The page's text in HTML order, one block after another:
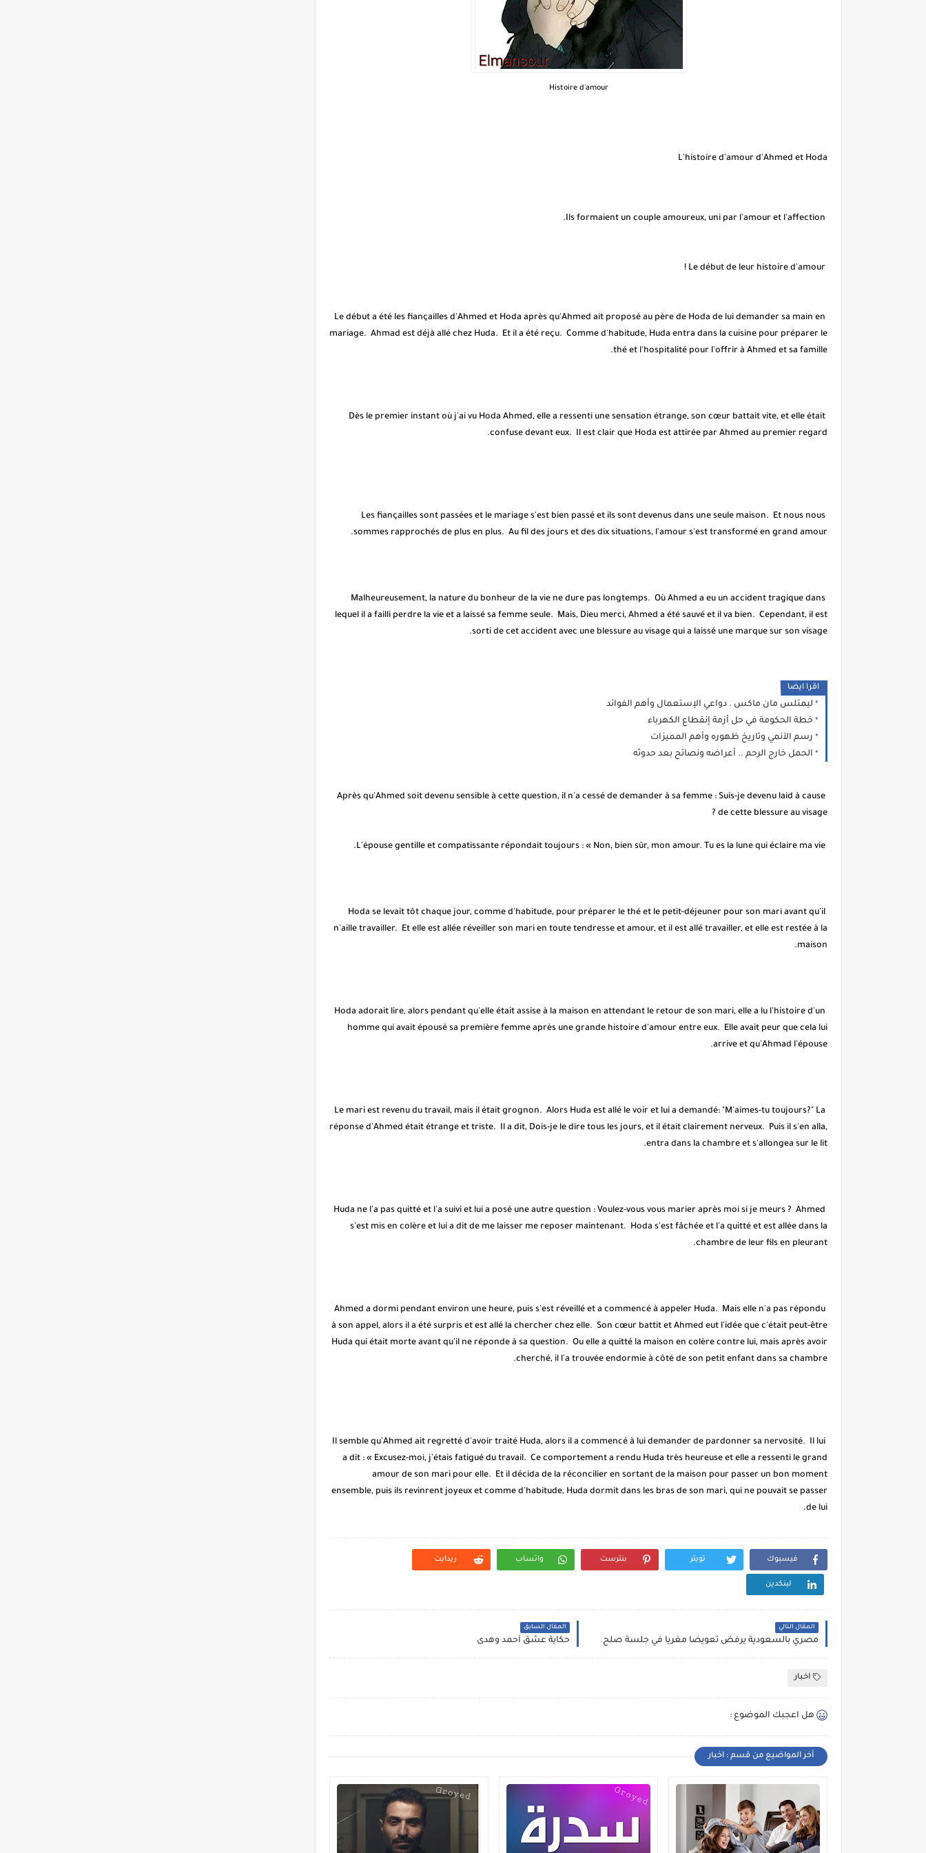
Histoire d'amour
L'histoire d'amour d'Ahmed et Hoda
Le début a été les fiançailles d'Ahmed et Hoda après qu'Ahmed ait proposé au père de Hoda de lui demander sa main en
mariage. Ahmad est déjà allé chez Huda. Et il a été reçu. Comme d'habitude, Huda entra dans la cuisine pour préparer le
thé et l'hospitalité pour l'offrir à Ahmed et sa famille.
Dès le premier instant où j'ai vu Hoda Ahmed, elle a ressenti une sensation étrange, son cœur battait vite, et elle était
confuse devant eux. Il est clair que Hoda est attirée par Ahmed au premier regard.
Les fiançailles sont passées et le mariage s'est bien passé et ils sont devenus dans une seule maison. Et nous nous
sommes rapprochés de plus en plus. Au fil des jours et des dix situations, l'amour s'est transformé en grand amour.
Malheureusement, la nature du bonheur de la vie ne dure pas longtemps. Où Ahmed a eu un accident tragique dans
lequel il a failli perdre la vie et a laissé sa femme seule. Mais, Dieu merci, Ahmed a été sauvé et il va bien. Cependant, il est
sorti de cet accident avec une blessure au visage qui a laissé une marque sur son visage.
اقرا ايضا
ليمتلس مان ماكس . دواعي الإستعمال وأهم الفوائد
خطة الحكومة في حل أزمة إنقطاع الكهرباء
رسم الآنمي وتاريخ ظهوره وأهم المميزات
الحمل خارج الرحم .. أعراضه ونصائح بعد حدوثه
Après qu'Ahmed soit devenu sensible à cette question, il n'a cessé de demander à sa femme : Suis-je devenu laid à cause
de cette blessure au visage ?
Hoda se levait tôt chaque jour, comme d'habitude, pour préparer le thé et le petit-déjeuner pour son mari avant qu'il
n'aille travailler. Et elle est allée réveiller son mari en toute tendresse et amour, et il est allé travailler, et elle est restée à la
maison.
Hoda adorait lire, alors pendant qu'elle était assise à la maison en attendant le retour de son mari, elle a lu l'histoire d'un
homme qui avait épousé sa première femme après une grande histoire d'amour entre eux. Elle avait peur que cela lui
arrive et qu'Ahmad l'épouse.
Le mari est revenu du travail, mais il était grognon. Alors Huda est allé le voir et lui a demandé: "M'aimes-tu toujours?" La
réponse d'Ahmed était étrange et triste. Il a dit, Dois-je le dire tous les jours, et il était clairement nerveux. Puis il s'en alla,
entra dans la chambre et s'allongea sur le lit.
Huda ne l'a pas quitté et l'a suivi et lui a posé une autre question : Voulez-vous vous marier après moi si je meurs ? Ahmed
s'est mis en colère et lui a dit de me laisser me reposer maintenant. Hoda s'est fâchée et l'a quitté et est allée dans la
chambre de leur fils en pleurant.
Ahmed a dormi pendant environ une heure, puis s'est réveillé et a commencé à appeler Huda. Mais elle n'a pas répondu
à son appel, alors il a été surpris et est allé la chercher chez elle. Son cœur battit et Ahmed eut l'idée que c'était peut-être
Huda qui était morte avant qu'il ne réponde à sa question. Ou elle a quitté la maison en colère contre lui, mais après avoir
cherché, il l'a trouvée endormie à côté de son petit enfant dans sa chambre.
Il semble qu'Ahmed ait regretté d'avoir traité Huda, alors il a commencé à lui demander de pardonner sa nervosité. Il lui
a dit : « Excusez-moi, j'étais fatigué du travail. Ce comportement a rendu Huda très heureuse et elle a ressenti le grand
amour de son mari pour elle. Et il décida de la réconcilier en sortant de la maison pour passer un bon moment
ensemble, puis ils revinrent joyeux et comme d'habitude, Huda dormit dans les bras de son mari, qui ne pouvait se passer
de lui.
فيسبوك تويتر بنترست واتساب ريدايت
لينكدين
المقال التالي
مصري بالسعودية يرفض تعويضا مغريا في جلسة صلح
المقال السابق
حكاية عشق أحمد وهدى
اخبار
هل اعجبك الموضوع :
أخر المواضيع من قسم : اخبار